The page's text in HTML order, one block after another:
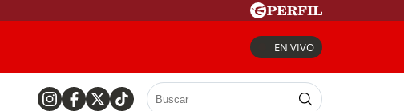
EN VIVO